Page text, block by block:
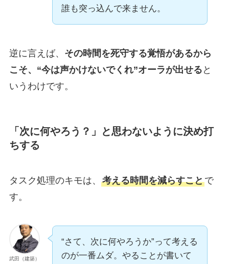
誰も突っ込んで来ません。
逆に言えば、 その時間を死守する覚悟があるから
こそ、“今は声かけないでくれ”オーラが出せる と
いうわけです。
「次に何やろう？」と思わないように決め打
ちする
タスク処理のキモは、 考える時間を減らすことで
す。
武田（建築）
“さて、次に何やろうか”って考える
のが一番ムダ。やることが書いて